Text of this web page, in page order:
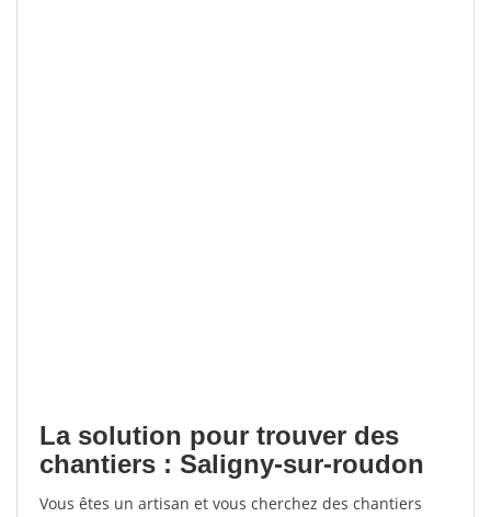
La solution pour trouver des
chantiers : Saligny-sur-roudon
Vous êtes un artisan et vous cherchez des chantiers